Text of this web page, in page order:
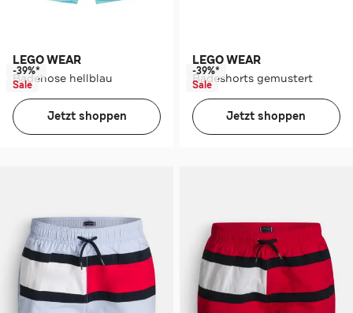
LEGO WEAR
Badehose hellblau
-39%*
Sale
Jetzt shoppen
LEGO WEAR
Badeshorts gemustert
-39%*
Sale
Jetzt shoppen